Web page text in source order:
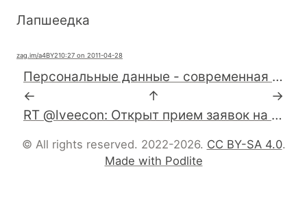
Лапшеедка
zag.im/a4BY210:27 on 2011-04-28
Персональные данные - современная Анна Каренина ?
←
↑
→
RT @lveecon: Открыт прием заявок на #LVEE 2011 - http://lvee.org/ru/news/87
© All rights reserved. 2022-2026. CC BY-SA 4.0.
Made with Podlite